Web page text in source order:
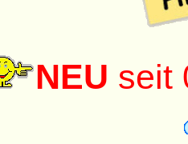
NEU seit